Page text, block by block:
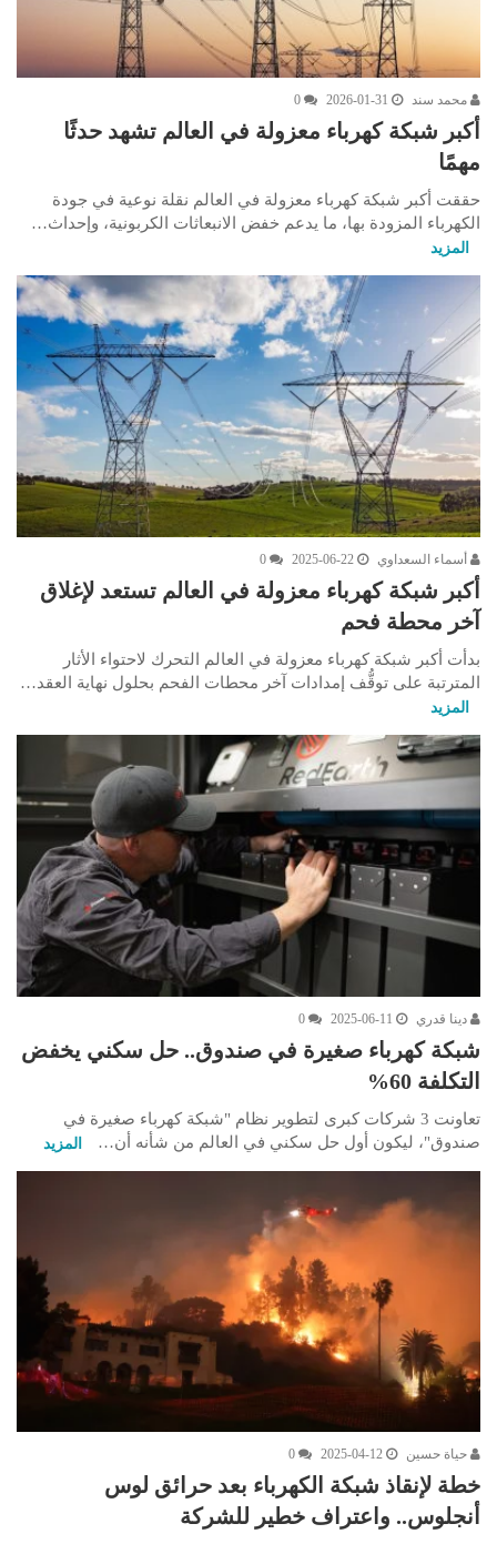
محمد سند 2026-01-31
0
أكبر شبكة كهرباء معزولة في العالم تشهد حدثًا
مهمًا
حققت أكبر شبكة كهرباء معزولة في العالم نقلة نوعية في جودة
الكهرباء المزودة بها، ما يدعم خفض الانبعاثات الكربونية، وإحداث…
المزيد
أسماء السعداوي 2025-06-22
0
أكبر شبكة كهرباء معزولة في العالم تستعد لإغلاق
آخر محطة فحم
بدأت أكبر شبكة كهرباء معزولة في العالم التحرك لاحتواء الأثار
المترتبة على توقُّف إمدادات آخر محطات الفحم بحلول نهاية العقد…
المزيد
دينا قدري 2025-06-11
0
شبكة كهرباء صغيرة في صندوق.. حل سكني يخفض
التكلفة 60%
تعاونت 3 شركات كبرى لتطوير نظام "شبكة كهرباء صغيرة في
صندوق"، ليكون أول حل سكني في العالم من شأنه أن…
المزيد
حياة حسين 2025-04-12
0
خطة لإنقاذ شبكة الكهرباء بعد حرائق لوس
أنجلوس.. واعتراف خطير للشركة